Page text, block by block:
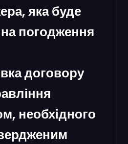
яка буде
погодження
договору
необхідного